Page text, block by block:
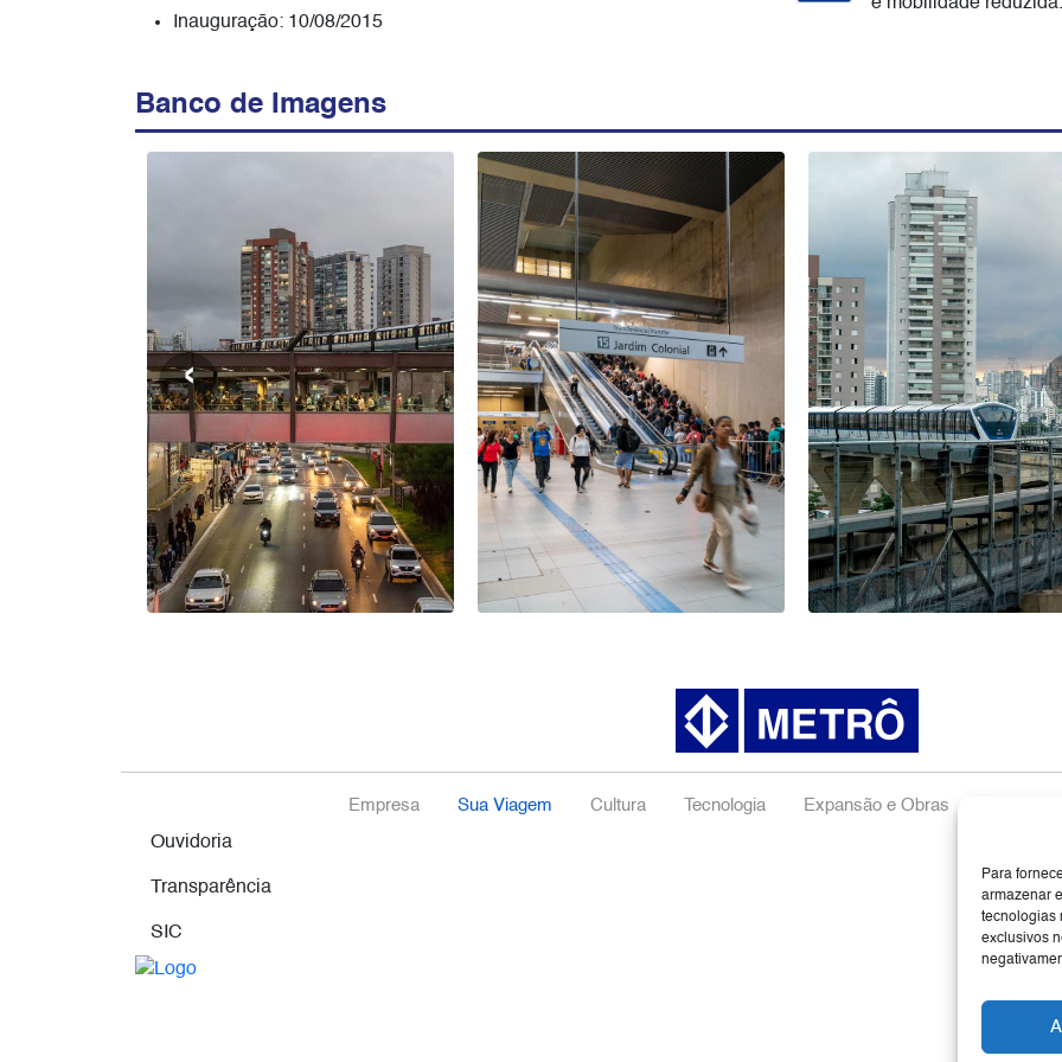
Para
armazenar
tecnologias
exclusivos
Inauguração: 10/08/2015
Banco de Imagens
‹
Empresa Sua Viagem Cultura Tecnologia Expansão e Obras
Ouvidoria
Transparência
SIC